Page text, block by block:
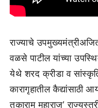
राज्याचे
वळसे पाटील यांच्या
येथे शरद क्रीडा व
कारागृहातील कैद्यांसाठी
तुकाराम महाराज’